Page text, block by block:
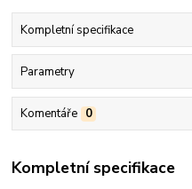
Kompletní specifikace
Parametry
Komentáře 0
Kompletní specifikace